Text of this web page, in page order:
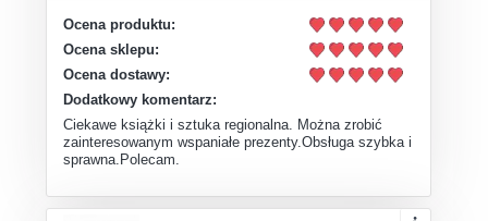
Ocena produktu:
Ocena sklepu:
Ocena dostawy:
Dodatkowy komentarz:
Ciekawe książki i sztuka regionalna. Można zrobić
zainteresowanym wspaniałe prezenty.Obsługa szybka i
sprawna.Polecam.